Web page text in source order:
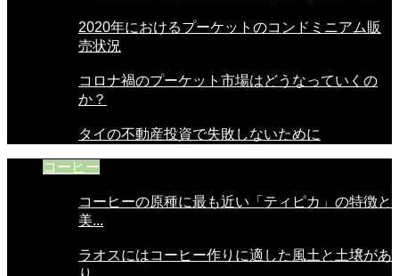
2020年におけるプーケットのコンドミニアム販
売状況
コロナ禍のプーケット市場はどうなっていくの
か？
タイの不動産投資で失敗しないために
コーヒー
コーヒーの原種に最も近い「ティピカ」の特徴と
美...
ラオスにはコーヒー作りに適した風土と土壌があ